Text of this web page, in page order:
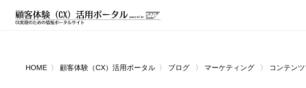
HOME 顧客体験（CX）活用ポータル ブログ マーケティング コンテン